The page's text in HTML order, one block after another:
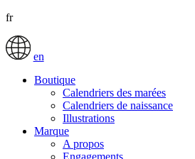
fr
en
Boutique
Calendriers des marées
Calendriers de naissance
Illustrations
Marque
A propos